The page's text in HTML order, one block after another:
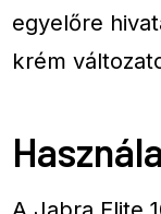
egyelőre
krém